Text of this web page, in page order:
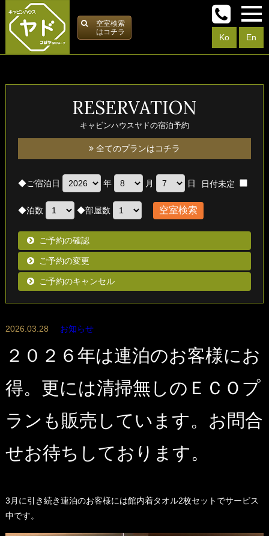
En
Ko
空室検索
はコチラ
RESERVATION
キャビンハウスヤドの宿泊予約
全てのプランはコチラ
◆ご宿泊日 年 月 日 日付未定
◆泊数 ◆部屋数
ご予約の確認
ご予約の変更
ご予約のキャンセル
2026.03.28 お知らせ
２０２６年は連泊のお客様にお
得。更には清掃無しのＥＣＯプ
ランも販売しています。お問合
せお待ちしております。
3月に引き続き連泊のお客様には館内着タオル2枚セットでサービス
中です。